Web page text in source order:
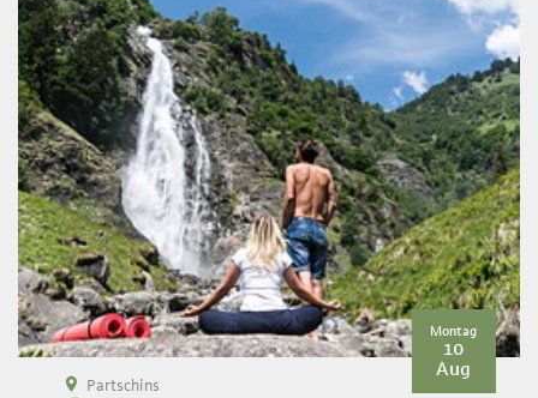
Montag
10
Aug
Partschins